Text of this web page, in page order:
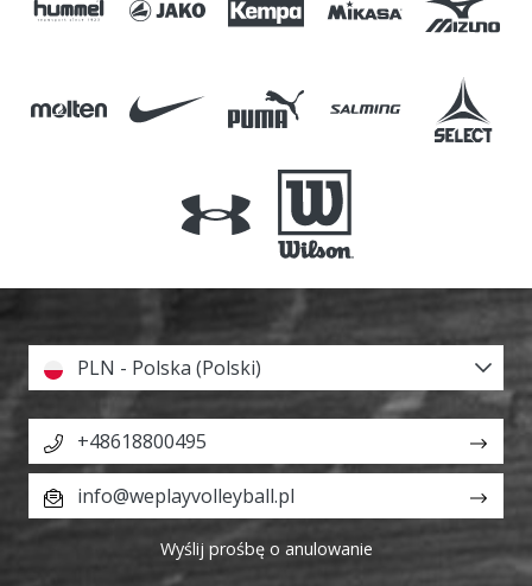
PLN - Polska (Polski)
+48618800495
info@weplayvolleyball.pl
Wyślij prośbę o anulowanie